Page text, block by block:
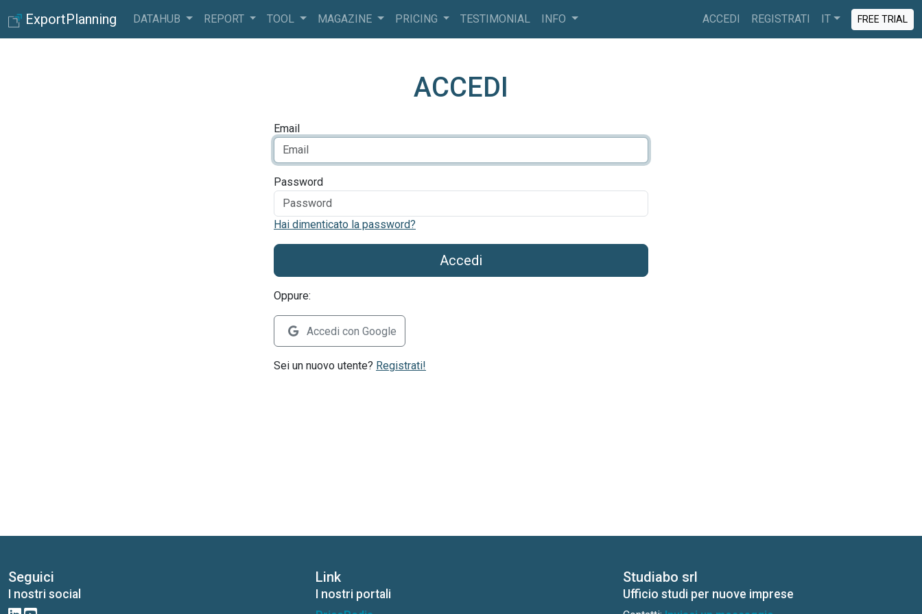
ExportPlanning DATAHUB REPORT TOOL MAGAZINE PRICING TESTIMONIAL INFO ACCEDI REGISTRATI IT FREE TRIAL
ACCEDI
Email
Password
Hai dimenticato la password?
Accedi
Oppure:
Accedi con Google
Sei un nuovo utente? Registrati!
Seguici
I nostri social
Link
I nostri portali
Studiabo srl
Ufficio studi per nuove imprese